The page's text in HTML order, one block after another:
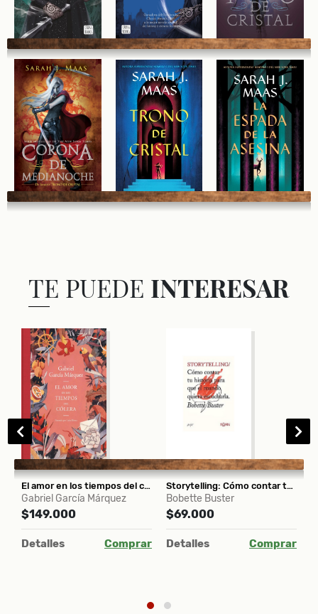
TE PUEDE INTERESAR
El amor en los tiempos del cólera (ilustrado por Luisa Rivera)
Gabriel García Márquez
$149.000
Detalles Comprar
Storytelling: Cómo contar tu historia para que el mundo quiera escucharla
Bobette Buster
$69.000
Detalles Comprar